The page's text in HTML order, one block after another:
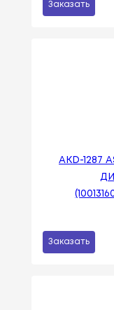
Заказать
AKD-
Заказать